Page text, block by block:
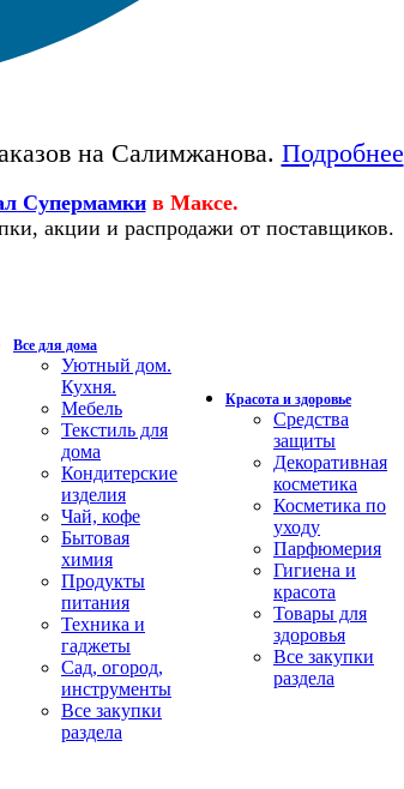
на Салимжанова. Подробнее
Супермамки в Максе.
акции и распродажи от поставщиков.
Все для дома
Уютный дом.
Кухня.
Мебель
Текстиль для
дома
Кондитерские
изделия
Чай, кофе
Бытовая
химия
Продукты
питания
Техника и
гаджеты
Сад, огород,
инструменты
Все закупки
раздела
Красота и здоровье
Средства
защиты
Декоративная
косметика
Косметика по
уходу
Парфюмерия
Гигиена и
красота
Товары для
здоровья
Все закупки
раздела